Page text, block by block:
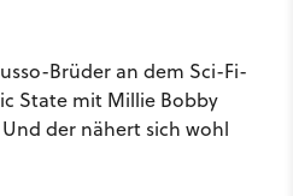
Brüder an dem Sci-Fi-
State mit Millie Bobby
der nähert sich wohl